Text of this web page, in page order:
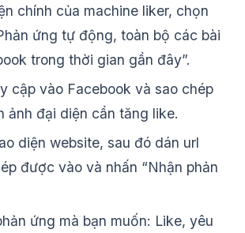
chính của machine liker, chọn
ứng tự động, toàn bộ các bài
trong thời gian gần đây”.
cập vào Facebook và sao chép
ảnh đại diện cần tăng like.
diện website, sau đó dán url
được vào và nhấn “Nhận phản
ứng mà bạn muốn: Like, yêu